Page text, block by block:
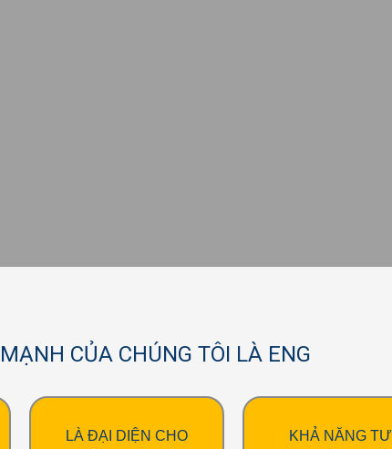
CỦA CHÚNG TÔI LÀ ENG
LÀ ĐẠI DIỆN CHO
KHẢ NĂNG TƯ